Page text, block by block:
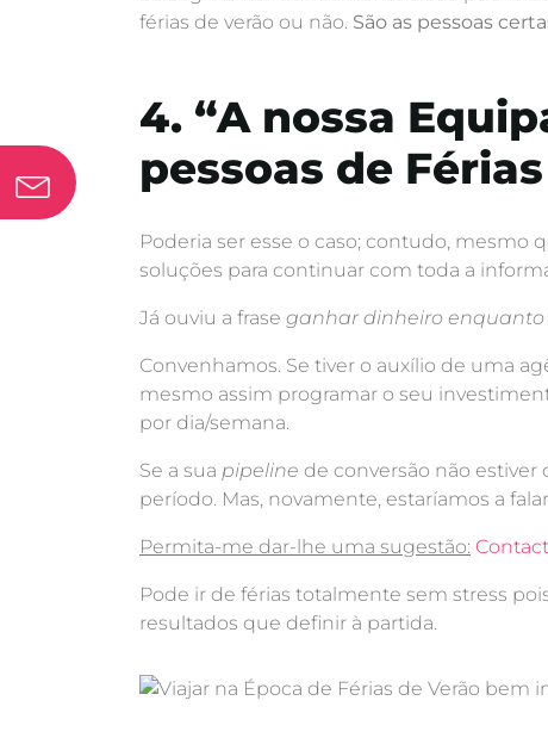
férias de verão ou não. São as pessoas
4. “A nossa
pessoas de Férias
Poderia ser esse o caso; contudo, mesmo
soluções para continuar com toda a
Já ouviu a frase ganhar dinheiro enquanto
Convenhamos. Se tiver o auxílio de uma
mesmo assim programar o seu
por dia/semana.
Se a sua pipeline de conversão não
período. Mas, novamente, estaríamos a
Permita-me dar-lhe uma sugestão:
Pode ir de férias totalmente sem stress
resultados que definir à partida.